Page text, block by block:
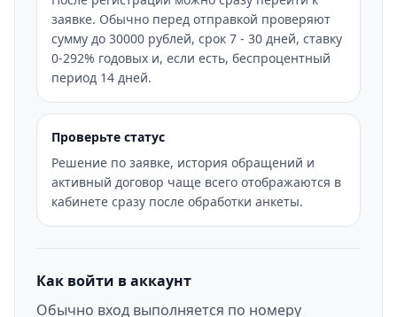
заявке. Обычно перед отправкой проверяют
сумму до 30000 рублей, срок 7 - 30 дней, ставку
0-292% годовых и, если есть, беспроцентный
период 14 дней.
Проверьте статус
Решение по заявке, история обращений и
активный договор чаще всего отображаются в
кабинете сразу после обработки анкеты.
Как войти в аккаунт
Обычно вход выполняется по номеру